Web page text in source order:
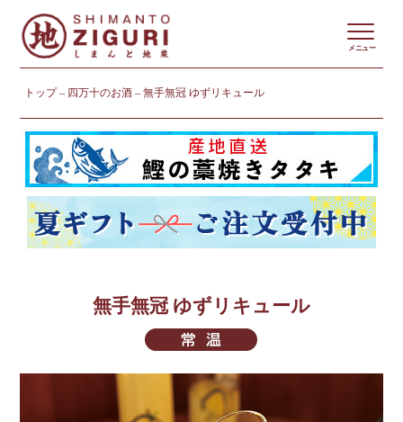
トップ 四万十のお酒 無手無冠 ゆずリキュール
メニュー
無手無冠 ゆずリキュール